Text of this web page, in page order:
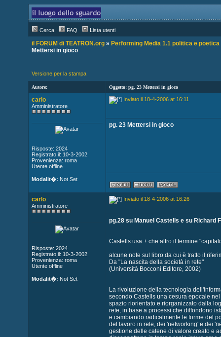
Cerca FAQ Lista utenti
il FORUM di TEATRON.org» Performing Media 1.1 politica e
Mettersi in gioco
Versione per la stampa
Autore: Oggetto: pg. 23 Mettersi in gioco
carlo
Amministratore
Risposte: 2024
Registrato il: 10-3-2002
Provenienza: roma
Utente offline
Modalit�: Not Set
Inviato il 18-4-2006 at 16:11
pg. 23 Mettersi in gioco
carlo
Amministratore
Risposte: 2024
Registrato il: 10-3-2002
Provenienza: roma
Utente offline
Modalit�: Not Set
Inviato il 18-4-2006 at 16:26
pg.28 su Manuel Castells e su Richard
Castells usa + che altro il termine
alcune note sul libro da cui è tratto il
Da "La nascita della società in rete"
(Università Bocconi Editore, 2002)
La rivoluzione della tecnologia
secondo Castells una cesura epocale
spazio riorientato e riorganizzato dalla
rete, in base a processi che diffondono
e cambiando radicalmente le forme del
del lavoro in rete, dei 'networking' e dei
gestione delle catene di valore creato e